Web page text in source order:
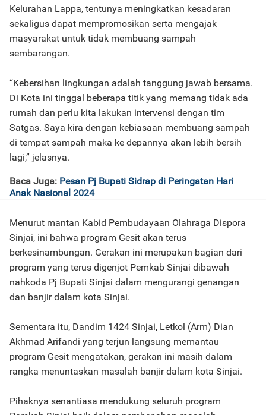
Kelurahan Lappa, tentunya meningkatkan kesadaran
sekaligus dapat mempromosikan serta mengajak
masyarakat untuk tidak membuang sampah
sembarangan.
“Kebersihan lingkungan adalah tanggung jawab bersama.
Di Kota ini tinggal beberapa titik yang memang tidak ada
rumah dan perlu kita lakukan intervensi dengan tim
Satgas. Saya kira dengan kebiasaan membuang sampah
di tempat sampah maka ke depannya akan lebih bersih
lagi,” jelasnya.
Baca Juga: Pesan Pj Bupati Sidrap di Peringatan Hari
Anak Nasional 2024
Menurut mantan Kabid Pembudayaan Olahraga Dispora
Sinjai, ini bahwa program Gesit akan terus
berkesinambungan. Gerakan ini merupakan bagian dari
program yang terus digenjot Pemkab Sinjai dibawah
nahkoda Pj Bupati Sinjai dalam mengurangi genangan
dan banjir dalam kota Sinjai.
Sementara itu, Dandim 1424 Sinjai, Letkol (Arm) Dian
Akhmad Arifandi yang terjun langsung memantau
program Gesit mengatakan, gerakan ini masih dalam
rangka menuntaskan masalah banjir dalam kota Sinjai.
Pihaknya senantiasa mendukung seluruh program